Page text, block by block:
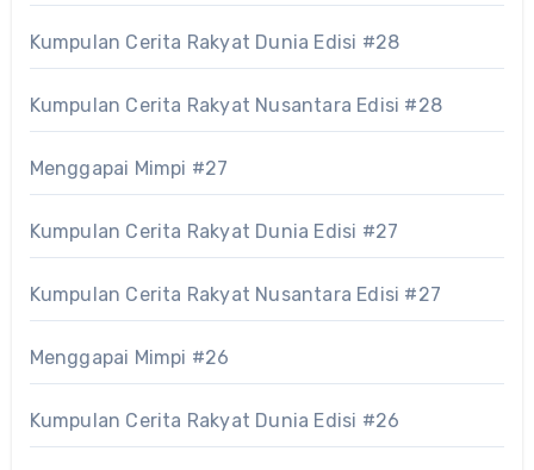
Kumpulan Cerita Rakyat Dunia Edisi #28
Kumpulan Cerita Rakyat Nusantara Edisi #28
Menggapai Mimpi #27
Kumpulan Cerita Rakyat Dunia Edisi #27
Kumpulan Cerita Rakyat Nusantara Edisi #27
Menggapai Mimpi #26
Kumpulan Cerita Rakyat Dunia Edisi #26